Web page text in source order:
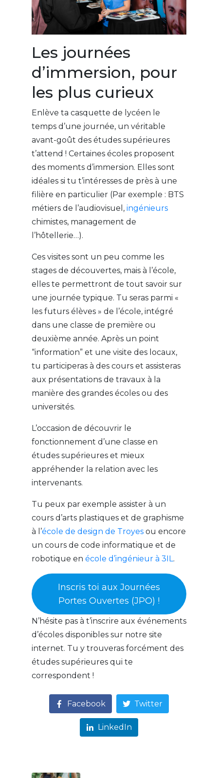
Les journées
d’immersion, pour
les plus curieux
Enlève ta casquette de lycéen le
temps d’une journée, un véritable
avant-goût des études supérieures
t’attend ! Certaines écoles proposent
des moments d’immersion. Elles sont
idéales si tu t’intéresses de près à une
filière en particulier (Par exemple : BTS
métiers de l’audiovisuel, ingénieurs
chimistes, management de
l’hôtellerie…).
Ces visites sont un peu comme les
stages de découvertes, mais à l’école,
elles te permettront de tout savoir sur
une journée typique. Tu seras parmi «
les futurs élèves » de l’école, intégré
dans une classe de première ou
deuxième année. Après un point
“information” et une visite des locaux,
tu participeras à des cours et assisteras
aux présentations de travaux à la
manière des grandes écoles ou des
universités.
L’occasion de découvrir le
fonctionnement d’une classe en
études supérieures et mieux
appréhender la relation avec les
intervenants.
Tu peux par exemple assister à un
cours d’arts plastiques et de graphisme
à l’école de design de Troyesou encore
un cours de code informatique et de
robotique en école d’ingénieur à 3IL.
Inscris toi aux Journées
Portes Ouvertes (JPO) !
N’hésite pas à t’inscrire aux événements
d’écoles disponibles sur notre site
internet. Tu y trouveras forcément des
études supérieures qui te
correspondent !
Facebook Twitter
LinkedIn